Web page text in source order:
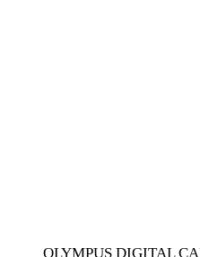
OLYMPUS DIGITAL